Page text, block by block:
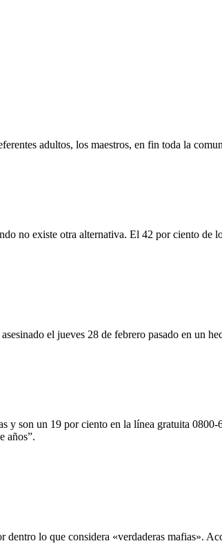
adultos, los maestros, en fin toda la
no existe otra alternativa. El 42 por ciento de
el jueves 28 de febrero pasado en un
son un 19 por ciento en la línea gratuita
años”.
lo que considera «verdaderas mafias».